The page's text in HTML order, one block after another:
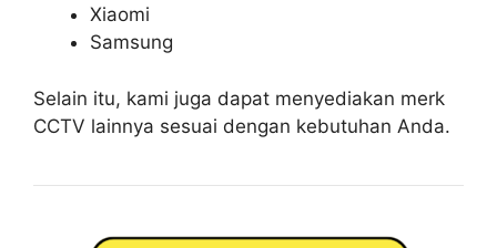
Xiaomi
Samsung
Selain itu, kami juga dapat menyediakan merk
CCTV lainnya sesuai dengan kebutuhan Anda.